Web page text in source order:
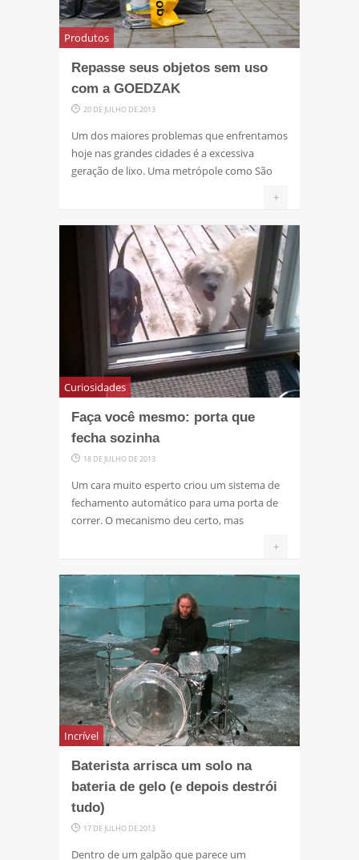
Produtos
Repasse seus objetos sem uso
com a GOEDZAK
20 DE JULHO DE 2013
Um dos maiores problemas que enfrentamos
hoje nas grandes cidades é a excessiva
geração de lixo. Uma metrópole como São
+
Curiosidades
Faça você mesmo: porta que
fecha sozinha
18 DE JULHO DE 2013
Um cara muito esperto criou um sistema de
fechamento automático para uma porta de
correr. O mecanismo deu certo, mas
+
Incrível
Baterista arrisca um solo na
bateria de gelo (e depois destrói
tudo)
17 DE JULHO DE 2013
Dentro de um galpão que parece um